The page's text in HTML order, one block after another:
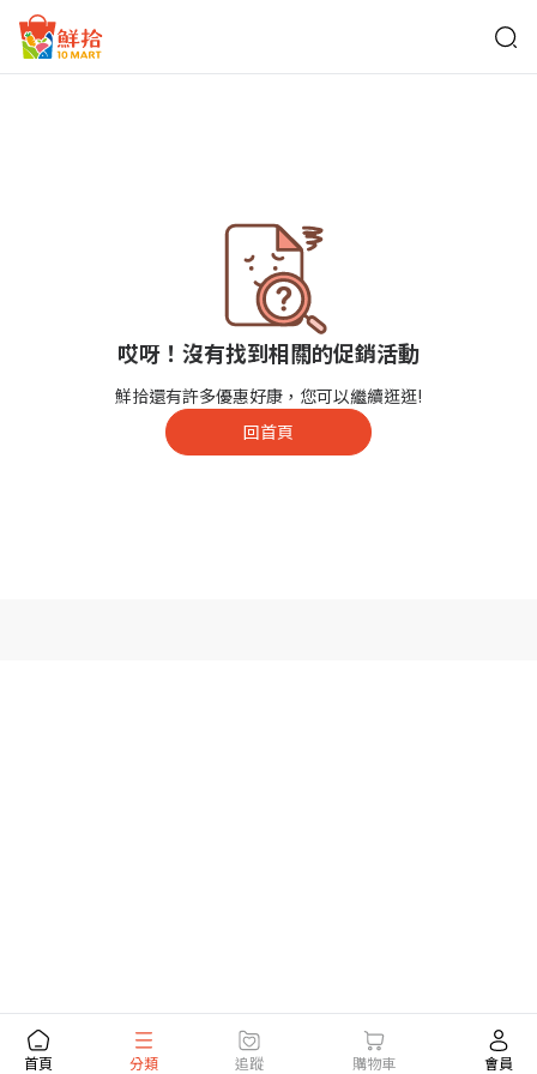
鮮拾
哎呀！沒有找到相關的促銷活動
鮮拾還有許多優惠好康，您可以繼續逛逛!
回首頁
首頁 分類 追蹤 購物車 會員